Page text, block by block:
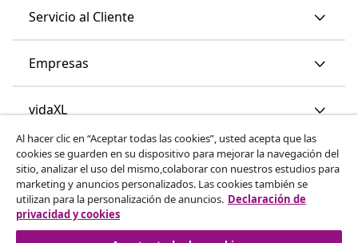
Servicio al Cliente
Empresas
vidaXL
Descubre mas
Al hacer clic en “Aceptar todas las cookies”, usted acepta que las
cookies se guarden en su dispositivo para mejorar la navegación del
sitio, analizar el uso del mismo,colaborar con nuestros estudios para
marketing y anuncios personalizados. Las cookies también se
utilizan para la personalización de anuncios. Declaración de
privacidad y cookies